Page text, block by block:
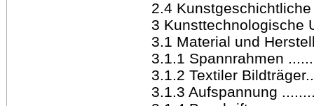
2.4
3 Kunsttechnologische
3.1 Material und
3.1.1 Spannrahmen
3.1.2 Textiler
3.1.3 Aufspannung